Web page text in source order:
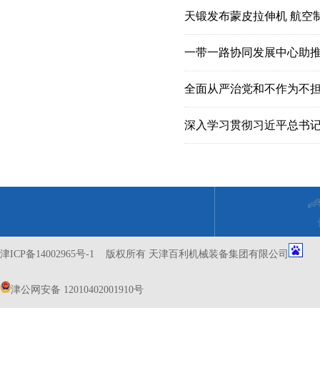
天锻发布蒙皮拉伸机 航空
一带一路协同发展中心助
全面从严治党和不作为不
津ICP备14002965号-1 版权所有 天津百利机械装备集团有限公司
津公网安备 12010402001910号